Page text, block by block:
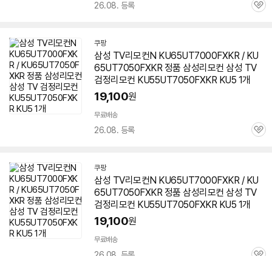
26.08. 등록
관
쿠팡
삼성 TV리모컨N KU65UT7000FXKR/ KU
65UT7050FXKR 정품 삼성리모컨 삼성 TV
검정리모컨 KU55UT7050FXKR KU5 1개
19,100원
무료배송
26.08. 등록
관
쿠팡
삼성 TV리모컨N KU65UT7000FXKR/ KU
65UT7050FXKR 정품 삼성리모컨 삼성 TV
검정리모컨 KU55UT7050FXKR KU5 1개
19,100원
무료배송